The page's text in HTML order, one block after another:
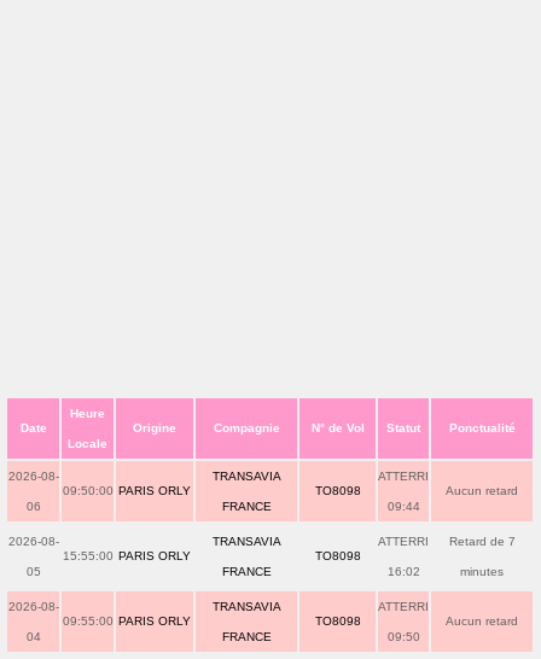
Date
Heure
Locale
Origine Compagnie N° de Vol Statut Ponctualité
2026-08-
06
09:50:00 PARIS ORLY
TRANSAVIA
FRANCE
TO8098
ATTERRI
09:44
Aucun retard
2026-08-
05
15:55:00 PARIS ORLY
TRANSAVIA
FRANCE
TO8098
ATTERRI
16:02
Retard de 7
minutes
2026-08-
04
09:55:00 PARIS ORLY
TRANSAVIA
FRANCE
TO8098
ATTERRI
09:50
Aucun retard